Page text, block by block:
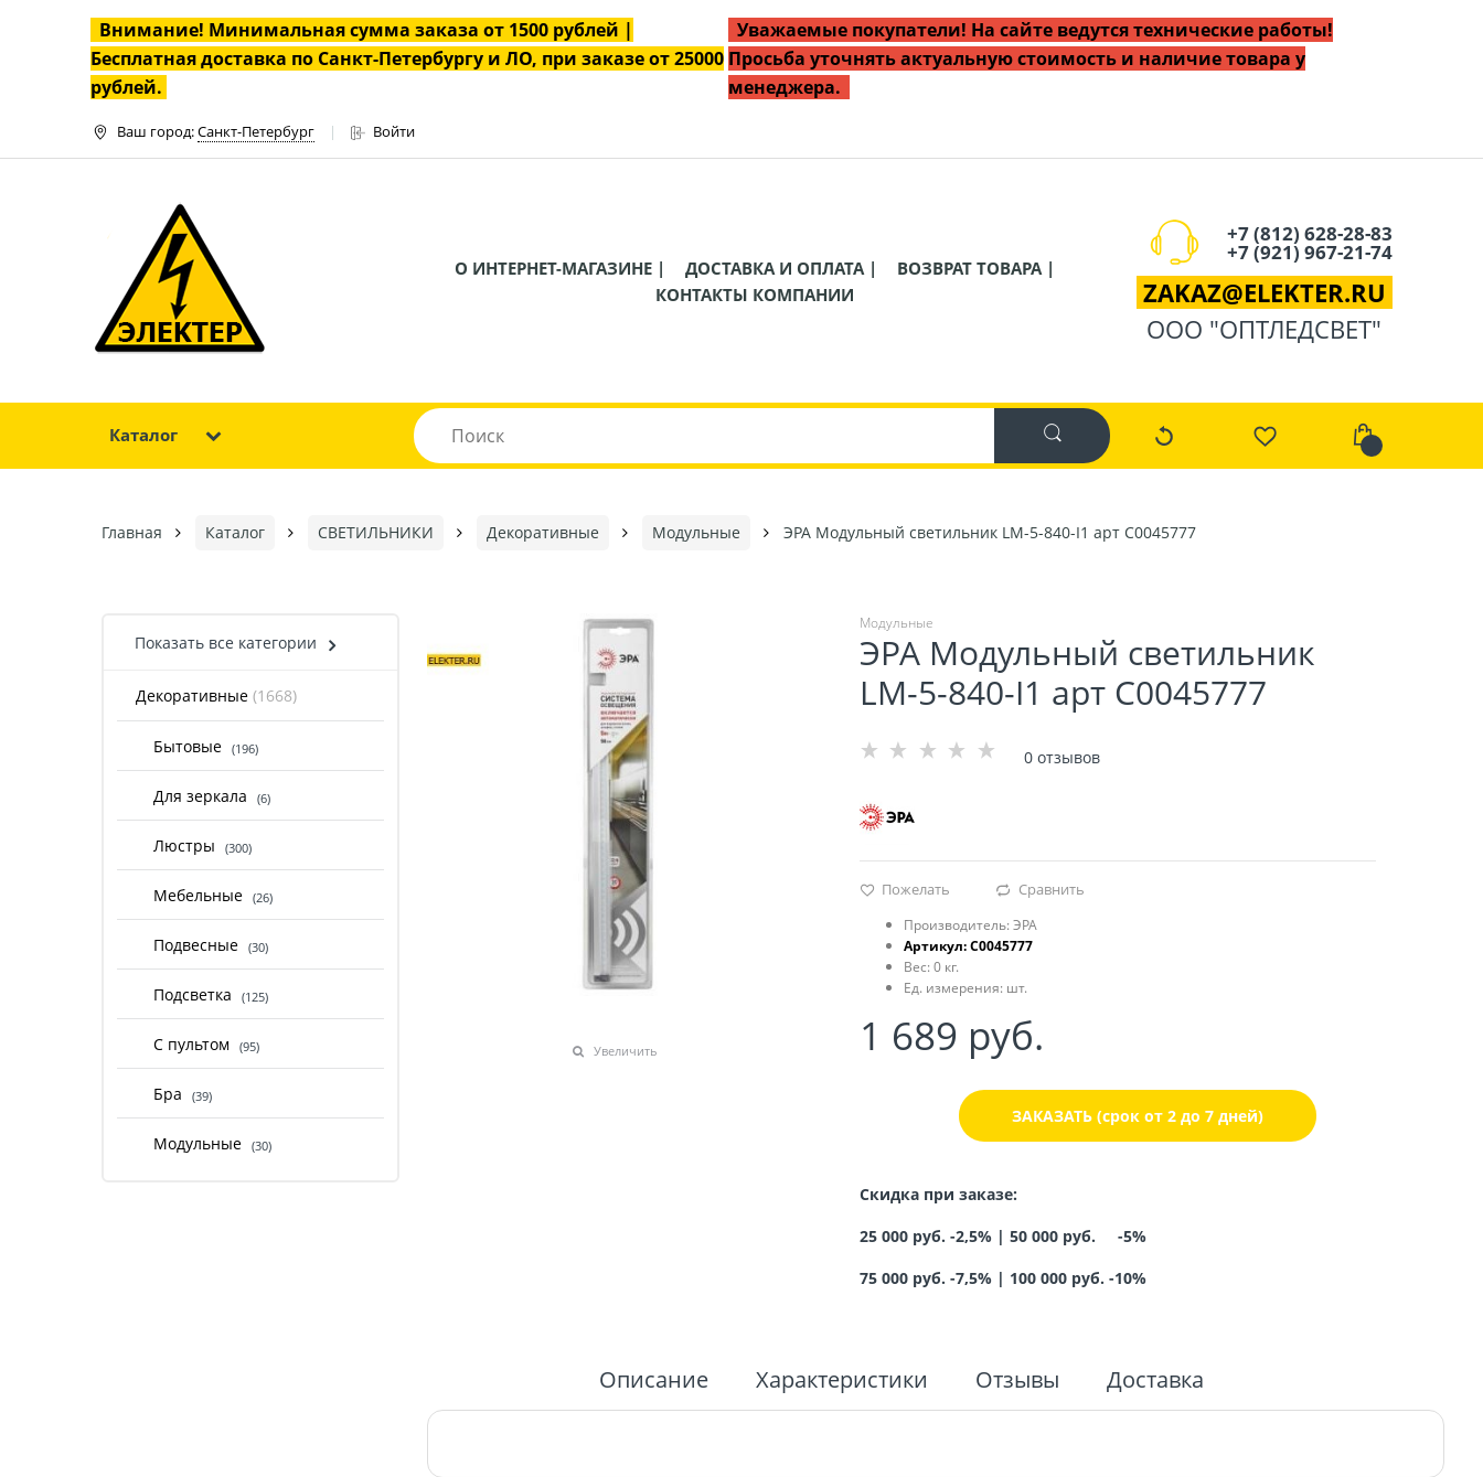
Внимание! Минимальная сумма заказа от 1500 рублей |
Бесплатная доставка по Санкт-Петербургу и ЛО, при заказе от 25000
рублей.
Уважаемые покупатели! На сайте ведутся технические работы!
Просьба уточнять актуальную стоимость и наличие товара у
менеджера.
Ваш город:Санкт-Петербург Войти
О ИНТЕРНЕТ-МАГАЗИНЕ | ДОСТАВКА И ОПЛАТА |
ВОЗВРАТ ТОВАРА |
КОНТАКТЫ КОМПАНИИ
+7 (812) 628-28-83
+7 (921) 967-21-74
ZAKAZ@ELEKTER.RU
ООО "ОПТЛЕДСВЕТ"
Каталог
Главная Каталог СВЕТИЛЬНИКИ Декоративные Модульные ЭРА Модульный светильник LM-5-840-I1 арт C0045777
Показать все категории
Декоративные (1668)
Бытовые (196)
Для зеркала (6)
Люстры (300)
Мебельные (26)
Подвесные (30)
Подсветка (125)
С пультом (95)
Бра (39)
Модульные (30)
Увеличить
Модульные
ЭРА Модульный светильник
LM-5-840-I1 арт C0045777
0 отзывов
Пожелать Сравнить
Производитель: ЭРА
Артикул:C0045777
Вес: 0 кг.
Ед. измерения: шт.
1 689 руб.
ЗАКАЗАТЬ (срок от 2 до 7 дней)
Скидка при заказе:
25 000 руб. -2,5% | 50 000 руб. -5%
75 000 руб. -7,5%| 100 000 руб. -10%
Описание Характеристики Отзывы Доставка